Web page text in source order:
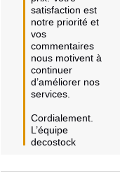
satisfaction est
notre priorité et
vos
commentaires
nous motivent à
continuer
d’améliorer nos
services.
Cordialement.
L’équipe
decostock